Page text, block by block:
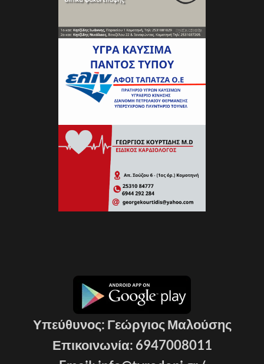
Υπεύθυνος: Γεώργιος Μαλούσης
Επικοινωνία: 6947008011